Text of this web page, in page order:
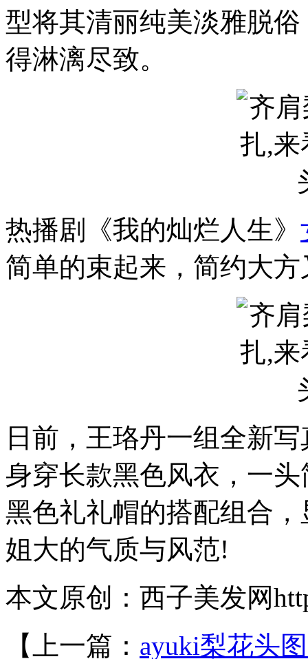
型将其清丽纯美淡雅脱
得淋漓尽致。
热播剧《我的灿烂人生》
简单的束起来，简约大
日前，王珞丹一组全新
身穿长款黑色风衣，一
黑色礼礼帽的搭配组合
姐大的气质与风范!
本文原创：西子美发网
【上一篇： ayuki梨花头